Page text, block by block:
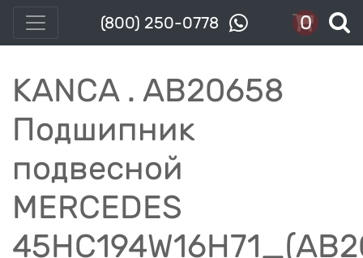
(800) 250-0778 0
KANCA . AB20658
Подшипник
подвесной
MERCEDES